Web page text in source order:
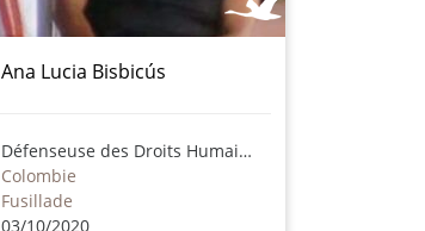
Ana Lucia Bisbicús
Défenseuse des Droits Humains
Colombie
Fusillade
03/10/2020